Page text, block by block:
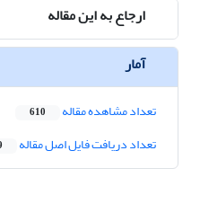
ارجاع به این مقاله
آمار
تعداد مشاهده مقاله 610
تعداد دریافت فایل اصل مقاله